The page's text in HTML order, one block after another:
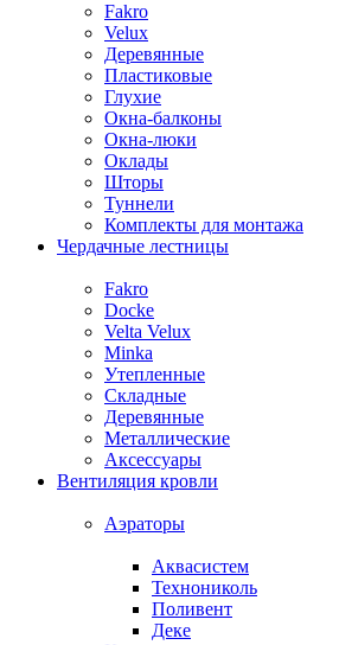
Fakro
Velux
Деревянные
Пластиковые
Глухие
Окна-балконы
Окна-люки
Оклады
Шторы
Туннели
Комплекты для монтажа
Чердачные лестницы
Fakro
Docke
Velta Velux
Minka
Утепленные
Складные
Деревянные
Металлические
Аксессуары
Вентиляция кровли
Аэраторы
Аквасистем
Технониколь
Поливент
Деке